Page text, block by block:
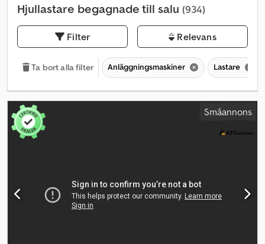
Hjullastare begagnade till salu (934)
Filter Relevans
Ta bort alla filter Anläggningsmaskiner Lastare
Småannons